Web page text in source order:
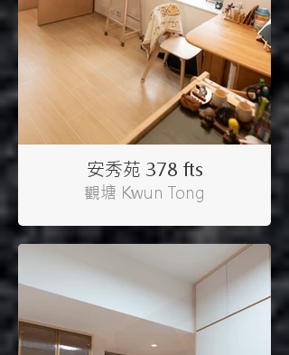
安秀苑 378 fts
觀塘 Kwun Tong